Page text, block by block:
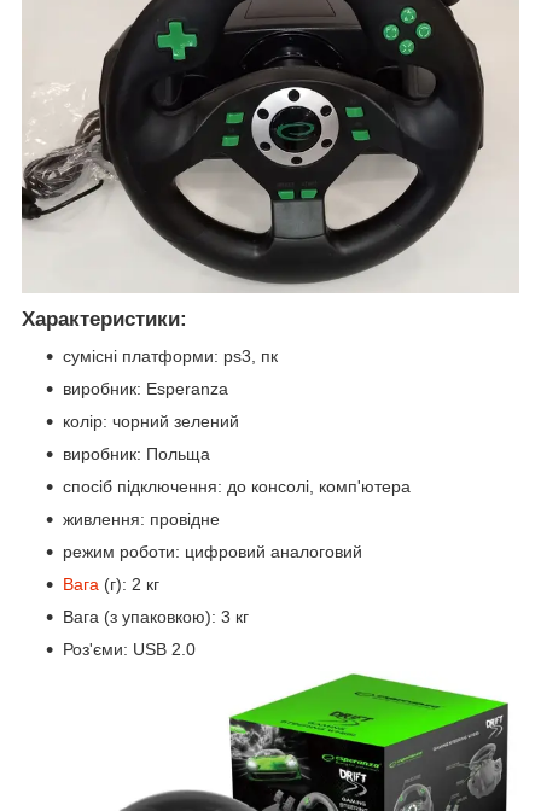
Характеристики:
сумісні платформи: ps3, пк
виробник: Esperanza
колір: чорний зелений
виробник: Польща
спосіб підключення: до консолі, комп'ютера
живлення: провідне
режим роботи: цифровий аналоговий
Вага (г): 2 кг
Вага (з упаковкою): 3 кг
Роз'єми: USB 2.0